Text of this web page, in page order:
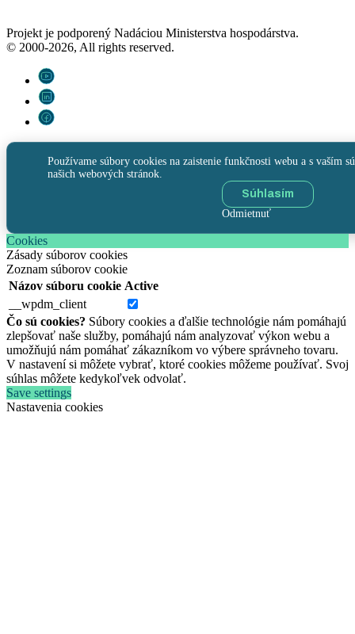
Projekt je podporený Nadáciou Ministerstva hospodárstva.
© 2000-2026, All rights reserved.
Používame súbory cookies na zaistenie funkčnosti webu a s vaším
našich webových stránok.
Súhlasím
Odmietnuť
Cookies
Zásady súborov cookies
Zoznam súborov cookie
Názov súboru cookie Active
__wpdm_client
Čo sú cookies? Súbory cookies a ďalšie technológie nám pomáhajú
zlepšovať naše služby, pomáhajú nám analyzovať výkon webu a
umožňujú nám pomáhať zákazníkom vo výbere správneho tovaru.
V nastavení si môžete vybrať, ktoré cookies môžeme používať. Svoj
súhlas môžete kedykoľvek odvolať.
Save settings
Nastavenia cookies